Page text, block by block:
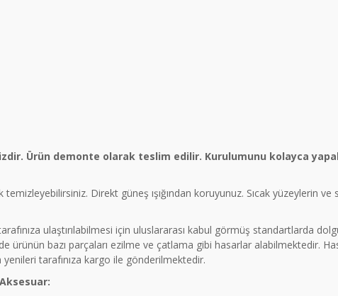
Ürün demonte olarak teslim edilir. Kurulumunu kolayca
Direkt güneş ışığından koruyunuz. Sıcak yüzeylerin ve
ulaştırılabilmesi için uluslararası kabul görmüş standartlarda
ürünün bazı parçaları ezilme ve çatlama gibi hasarlar alabilmektedir.
tarafınıza kargo ile gönderilmektedir.